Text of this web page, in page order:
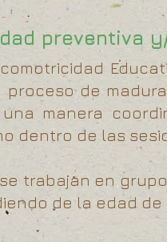
preventiva
proceso de
una manera
dentro de las
trabajan en
de la edad de